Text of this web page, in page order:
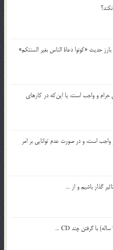
حديث «كونوا دعاة الناس بغير السنتكم»
حرام و واجب است، يا اين‌كه در كارهاي
است، و در صورت عدم توانايي بر امر
گذار باشيم و از …